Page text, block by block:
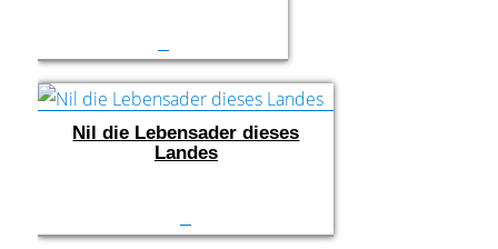
Nil die Lebensader dieses
Landes